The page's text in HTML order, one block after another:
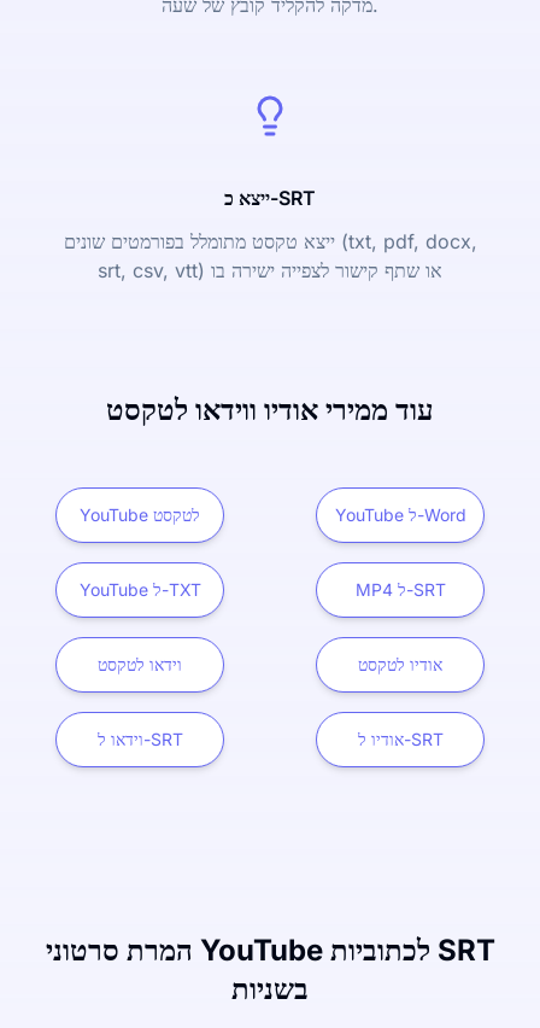
מדקה להקליד קובץ של שעה.
ייצא כ-SRT
ייצא טקסט מתומלל בפורמטים שונים (txt, pdf, docx,
srt, csv, vtt) או שתף קישור לצפייה ישירה בו
עוד ממירי אודיו ווידאו לטקסט
YouTube לטקסט YouTube ל-Word
YouTube ל-TXT MP4 ל-SRT
וידאו לטקסט אודיו לטקסט
וידאו ל-SRT אודיו ל-SRT
המרת סרטוני YouTube לכתוביות SRT
בשניות